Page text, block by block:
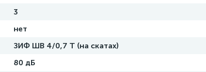
3
нет
ЗИФ ШВ 4/0,7 Т (на скатах)
80 дБ